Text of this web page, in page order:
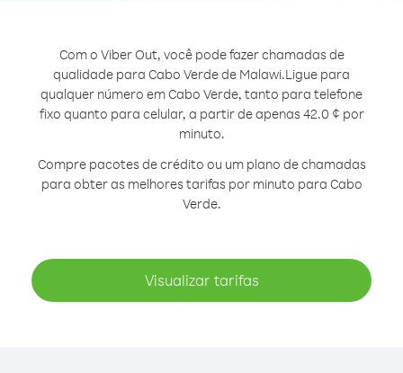
Com o Viber Out, você pode fazer chamadas de
qualidade para Cabo Verde de Malawi.Ligue para
qualquer número em Cabo Verde, tanto para telefone
fixo quanto para celular, a partir de apenas 42.0 ¢ por
minuto.
Compre pacotes de crédito ou um plano de chamadas
para obter as melhores tarifas por minuto para Cabo
Verde.
Visualizar tarifas